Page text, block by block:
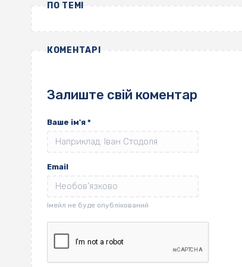
ПО ТЕМІ
КОМЕНТАРІ
Залиште свій коментар
Ваше ім'я *
Email